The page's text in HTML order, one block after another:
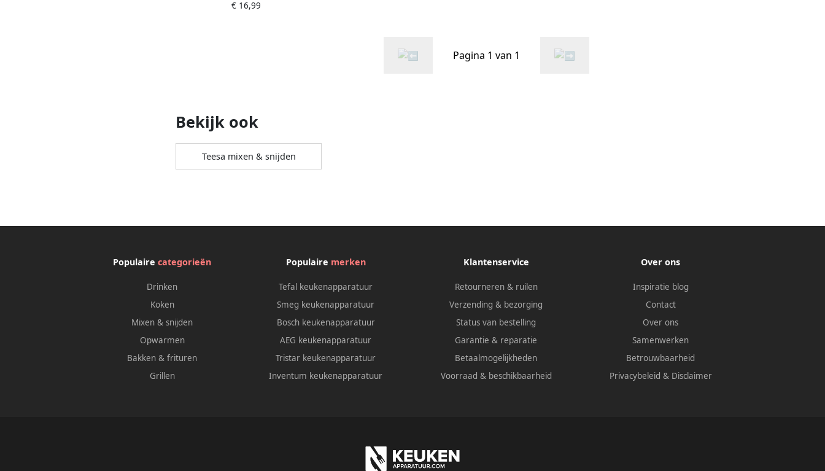
€ 16,99
Pagina 1 van 1
Bekijk ook
Teesa mixen & snijden
Populairecategorieën
Drinken
Koken
Mixen & snijden
Opwarmen
Bakken & frituren
Grillen
Populaire merken
Tefal keukenapparatuur
Smeg keukenapparatuur
Bosch keukenapparatuur
AEG keukenapparatuur
Tristar keukenapparatuur
Inventum keukenapparatuur
Klantenservice
Retourneren & ruilen
Verzending & bezorging
Status van bestelling
Garantie & reparatie
Betaalmogelijkheden
Voorraad & beschikbaarheid
Over ons
Inspiratie blog
Contact
Over ons
Samenwerken
Betrouwbaarheid
Privacybeleid & Disclaimer